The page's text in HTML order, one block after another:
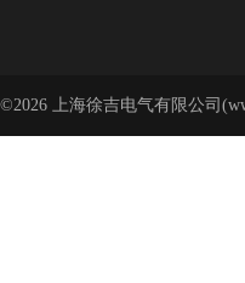
©2026 上海徐吉电气有限公司